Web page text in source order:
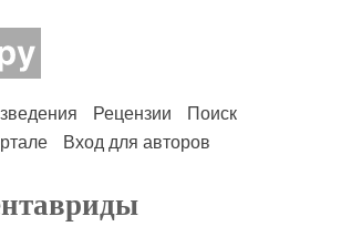
Рецензии
Поиск
Вход для авторов